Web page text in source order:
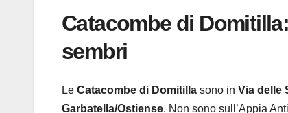
Catacombe di
sembri
Le Catacombe di Domitilla sono in Via delle
Garbatella/Ostiense. Non sono sull’Appia